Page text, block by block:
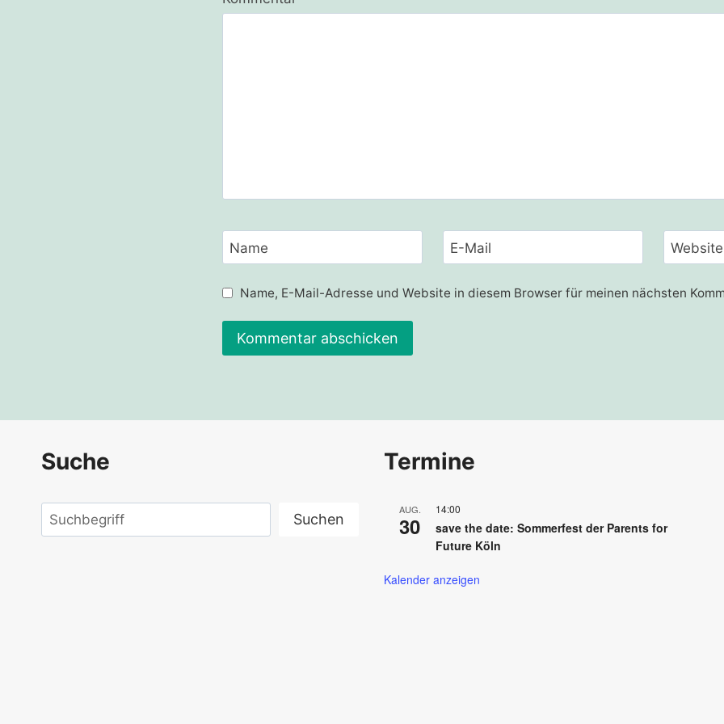
Name E-Mail Website
Name, E-Mail-Adresse und Website in diesem Browser für meinen nächsten
Suche
Suchen Suchen
Termine
AUG.
30
14:00
save the date: Sommerfest der Parents for
Future Köln
Kalender anzeigen